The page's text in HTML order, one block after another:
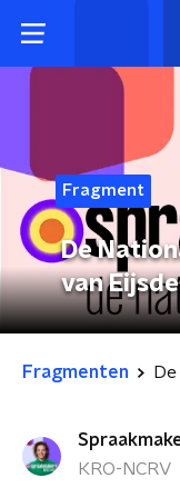
Fragment
De
van
Fragmenten
KRO-NCRV